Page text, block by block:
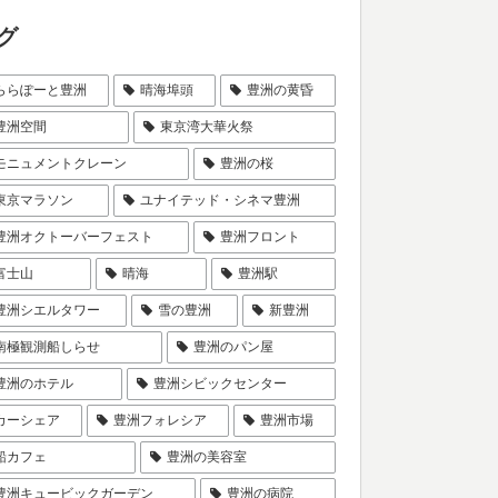
らぽーと豊洲 晴海埠頭 豊洲の黄昏
洲空間 東京湾大華火祭
ニュメントクレーン 豊洲の桜
京マラソン ユナイテッド・シネマ豊洲
洲オクトーバーフェスト 豊洲フロント
士山 晴海 豊洲駅
洲シエルタワー 雪の豊洲 新豊洲
極観測船しらせ 豊洲のパン屋
洲のホテル 豊洲シビックセンター
ーシェア 豊洲フォレシア 豊洲市場
カフェ 豊洲の美容室
洲キュービックガーデン 豊洲の病院